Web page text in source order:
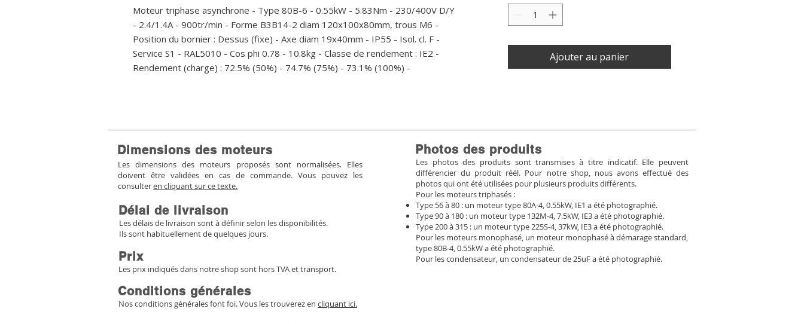
Moteur triphase asynchrone - Type 80B-6 - 0.55kW - 5.83Nm - 230/400V D/Y
- 2.4/1.4A - 900tr/min - Forme B3B14-2 diam 120x100x80mm, trous M6 -
Position du bornier : Dessus (fixe) - Axe diam 19x40mm - IP55 - Isol. cl. F -
Service S1 - RAL5010 - Cos phi 0.78 - 10.8kg - Classe de rendement : IE2 -
Rendement (charge) : 72.5% (50%) - 74.7% (75%) - 73.1% (100%) -
Ajouter au panier
Dimensions des moteurs
Les dimensions des moteurs proposés sont normalisées. Elles
doivent être validées en cas de commande. Vous pouvez les
consulteren cliquant sur ce texte.
Délai de livraison
Les délais de livraison sont à définir selon les disponibilités.
Ils sont habituellement de quelques jours.
Prix
Les prix indiqués dans notre shop sont hors TVA et transport.
Conditions générales
Nos conditions générales font foi. Vous les trouverez en cliquant ici.
Photos des produits
Les photos des produits sont transmises à titre indicatif. Elle peuvent
différencier du produit réél. Pour notre shop, nous avons effectué des
photos qui ont été utilisées pour plusieurs produits différents.
Pour les moteurs triphasés :
Type 56 à 80 : un moteur type 80A-4, 0.55kW, IE1 a été photographié.
Type 90 à 180 : un moteur type 132M-4, 7.5kW, IE3 a été photographié.
Type 200 à 315 : un moteur type 225S-4, 37kW, IE3 a été photographié.
Pour les moteurs monophasé, un moteur monophasé à démarage standard,
type 80B-4, 0.55kW a été photographié.
Pour les condensateur, un condensateur de 25uF a été photographié.